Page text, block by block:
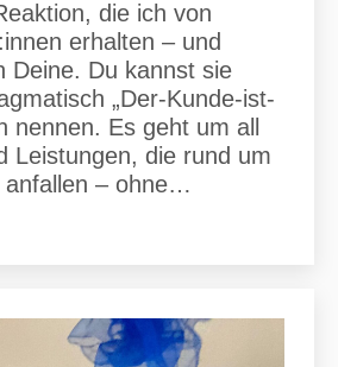
die ich von
erhalten – und
Deine. Du kannst sie
„Der-Kunde-ist-
nennen. Es geht um all
Leistungen, die rund um
anfallen – ohne…